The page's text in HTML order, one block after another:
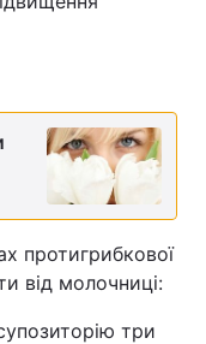
протигрибкової
від молочниці:
три